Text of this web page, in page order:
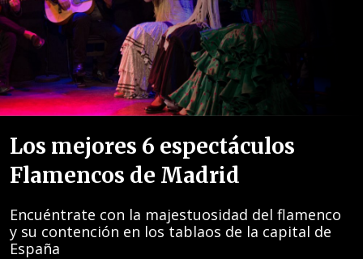
Los mejores 6 espectáculos
Flamencos de Madrid
Encuéntrate con la majestuosidad del flamenco
y su contención en los tablaos de la capital de
España